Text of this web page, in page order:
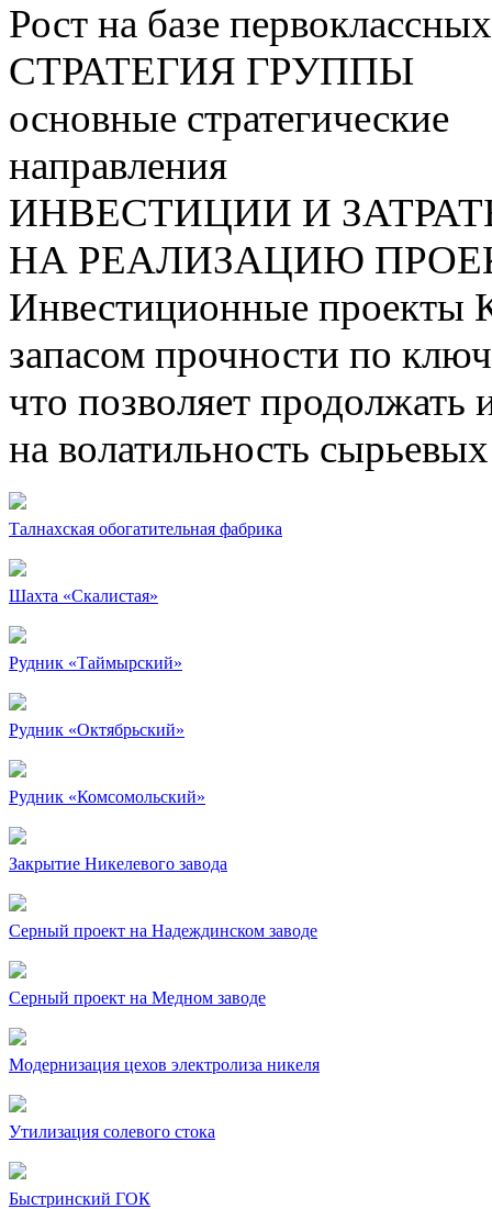
Рост на базе
СТРАТЕГИЯ ГРУППЫ
основные стратегические
направления
ИНВЕСТИЦИИ И
НА РЕАЛИЗАЦИЮ
Инвестиционные проекты
запасом прочности по
что позволяет продолжать
на волатильность
Талнахская обогатительная фабрика
Шахта «Скалистая»
Рудник «Таймырский»
Рудник «Октябрьский»
Рудник «Комсомольский»
Закрытие Никелевого завода
Серный проект на Надеждинском заводе
Серный проект на Медном заводе
Модернизация цехов электролиза никеля
Утилизация солевого стока
Быстринский ГОК